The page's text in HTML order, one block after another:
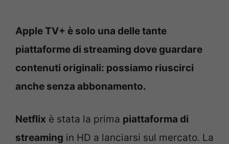
Apple TV+ è solo una delle tante
piattaforme di streaming dove guardare
contenuti originali: possiamo riuscirci
anche senza abbonamento.
Netflix è stata la prima piattaforma di
streaming in HD a lanciarsi sul mercato. La